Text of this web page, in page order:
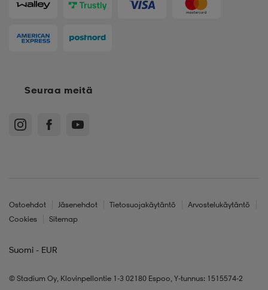
Seuraa meitä
Ostoehdot Jäsenehdot Tietosuojakäytäntö
Arvostelukäytäntö
Cookies
Sitemap
Suomi - EUR
© Stadium Oy, Klovinpellontie 1-3 02180 Espoo, Y-tunnus: 1515574-2